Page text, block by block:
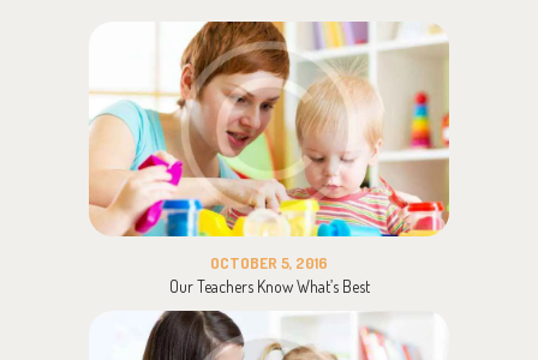
OCTOBER 5, 2016
Our Teachers Know What’s Best